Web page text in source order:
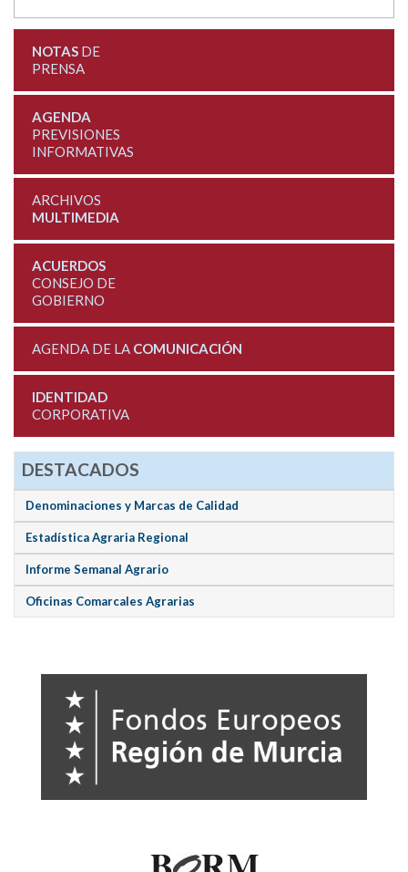
NOTASDE
PRENSA
AGENDA
PREVISIONES
INFORMATIVAS
ARCHIVOS
MULTIMEDIA
ACUERDOS
CONSEJO DE
GOBIERNO
AGENDA DE LA COMUNICACIÓN
IDENTIDAD
CORPORATIVA
DESTACADOS
Denominaciones y Marcas de Calidad
Estadística Agraria Regional
Informe Semanal Agrario
Oficinas Comarcales Agrarias